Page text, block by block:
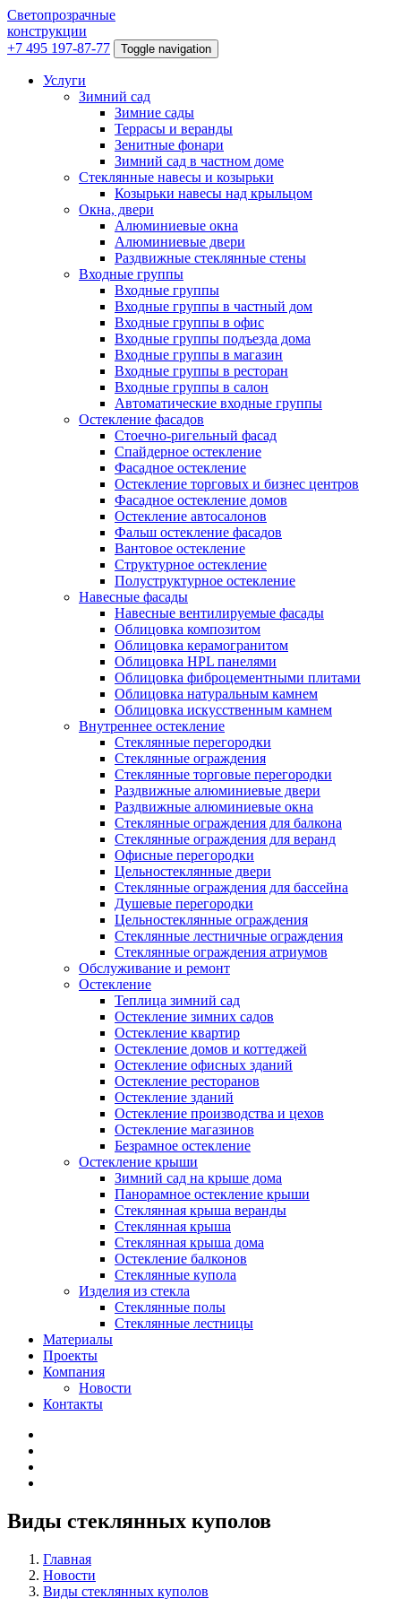
Светопрозрачные
конструкции
+7 495 197-87-77
Toggle navigation
Услуги
Зимний сад
Зимние сады
Террасы и веранды
Зенитные фонари
Зимний сад в частном доме
Стеклянные навесы и козырьки
Козырьки навесы над крыльцом
Окна, двери
Алюминиевые окна
Алюминиевые двери
Раздвижные стеклянные стены
Входные группы
Входные группы
Входные группы в частный дом
Входные группы в офис
Входные группы подъезда дома
Входные группы в магазин
Входные группы в ресторан
Входные группы в салон
Автоматические входные группы
Остекление фасадов
Стоечно-ригельный фасад
Спайдерное остекление
Фасадное остекление
Остекление торговых и бизнес центров
Фасадное остекление домов
Остекление автосалонов
Фальш остекление фасадов
Вантовое остекление
Структурное остекление
Полуструктурное остекление
Навесные фасады
Навесные вентилируемые фасады
Облицовка композитом
Облицовка керамогранитом
Облицовка HPL панелями
Облицовка фиброцементными плитами
Облицовка натуральным камнем
Облицовка искусственным камнем
Внутреннее остекление
Стеклянные перегородки
Стеклянные ограждения
Стеклянные торговые перегородки
Раздвижные алюминиевые двери
Раздвижные алюминиевые окна
Стеклянные ограждения для балкона
Стеклянные ограждения для веранд
Офисные перегородки
Цельностеклянные двери
Стеклянные ограждения для бассейна
Душевые перегородки
Цельностеклянные ограждения
Стеклянные лестничные ограждения
Стеклянные ограждения атриумов
Обслуживание и ремонт
Остекление
Теплица зимний сад
Остекление зимних садов
Остекление квартир
Остекление домов и коттеджей
Остекление офисных зданий
Остекление ресторанов
Остекление зданий
Остекление производства и цехов
Остекление магазинов
Безрамное остекление
Остекление крыши
Зимний сад на крыше дома
Панорамное остекление крыши
Стеклянная крыша веранды
Стеклянная крыша
Стеклянная крыша дома
Остекление балконов
Стеклянные купола
Изделия из стекла
Стеклянные полы
Стеклянные лестницы
Материалы
Проекты
Компания
Новости
Контакты
Виды стеклянных куполов
Главная
Новости
Виды стеклянных куполов